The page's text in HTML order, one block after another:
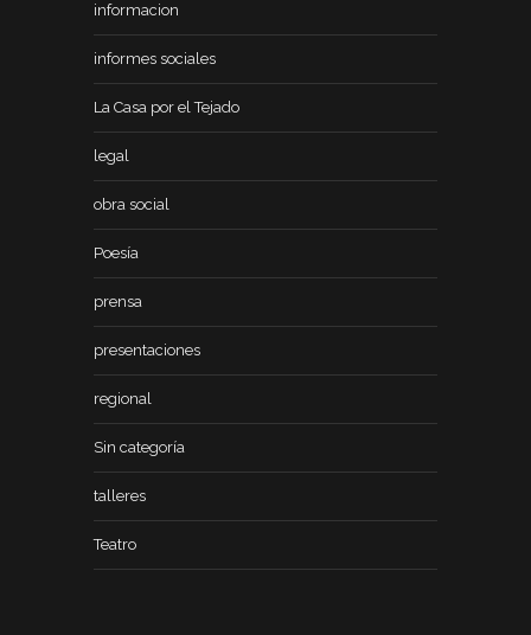
informacion
informes sociales
La Casa por el Tejado
legal
obra social
Poesía
prensa
presentaciones
regional
Sin categoría
talleres
Teatro